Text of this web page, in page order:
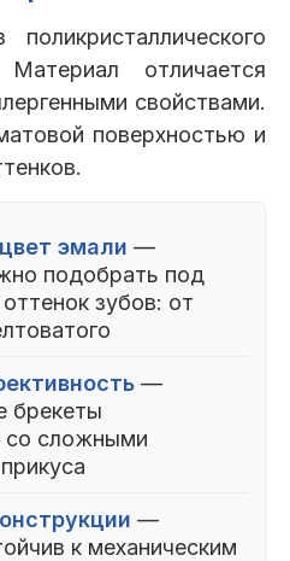
отличается
свойствами.
поверхностью и
эмали —
подобрать под
зубов: от
—
брекеты
со сложными
—
к механическим